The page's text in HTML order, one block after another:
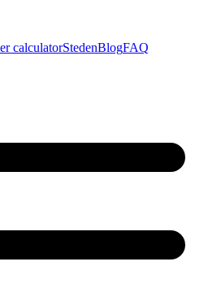
calculatorStedenBlogFAQ